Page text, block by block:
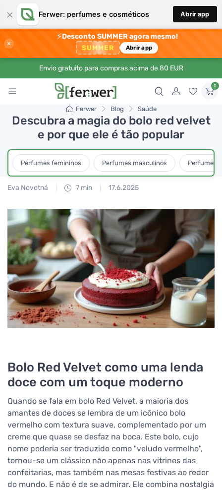
× Ferwer: perfumes e cosméticos Abrir app
×
⚡Desconto SUMMER agora mesmo!
SUMMER Abrir app
Envio gratuito para compras acima de 80 EUR
0
Ferwer Blog Saúde
Descubra a magia do bolo red velvet
e por que ele é tão popular
Perfumes femininos Perfumes masculinos Perfumes
Eva Novotná 7 min 17.6.2025
Bolo Red Velvet como uma lenda
doce com um toque moderno
Quando se fala em bolo Red Velvet, a maioria dos
amantes de doces se lembra de um icônico bolo
vermelho com textura suave, complementado por um
creme que quase se desfaz na boca. Este bolo, cujo
nome poderia ser traduzido como "veludo vermelho",
tornou-se um clássico não apenas nas vitrines das
confeitarias, mas também nas mesas festivas ao redor
do mundo. E não é de se admirar. Ele combina nostalgia